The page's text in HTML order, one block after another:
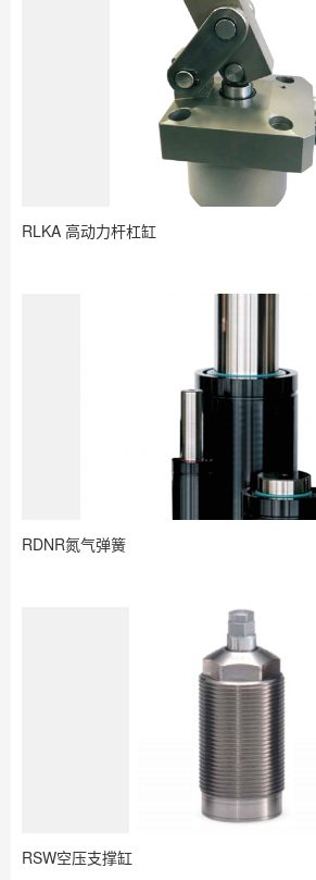
RLKA 高动力杆杠缸
RDNR氮气弹簧
RSW空压支撑缸